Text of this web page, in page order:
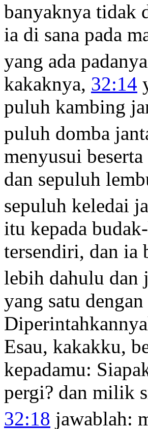
banyaknya tidak
ia di sana pada
yang ada
kakaknya, 32:14
puluh kambing
puluh domba
menyusui
dan sepuluh
sepuluh keledai
itu kepada
tersendiri, dan ia
lebih dahulu dan
yang satu
Esau, kakakku,
kepadamu:
pergi? dan milik
32:18 jawablah: